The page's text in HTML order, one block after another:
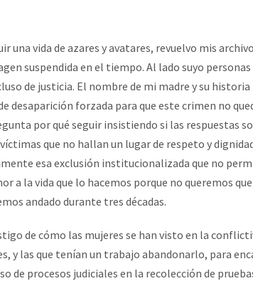
una vida de azares y avatares, revuelvo mis
suspendida en el tiempo. Al lado suyo personas
de justicia. El nombre de mi madre y su
desaparición forzada para que este crimen no
por qué seguir insistiendo si las respuestas
que no hallan un lugar de respeto y
esa exclusión institucionalizada que no
a la vida que lo hacemos porque no queremos
andado durante tres décadas.
de cómo las mujeres se han visto en la
y las que tenían un trabajo abandonarlo, para
de procesos judiciales en la recolección de